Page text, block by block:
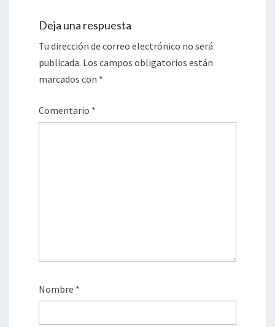
Deja una respuesta
Tu dirección de correo electrónico no será
publicada. Los campos obligatorios están
marcados con *
Comentario *
Nombre *